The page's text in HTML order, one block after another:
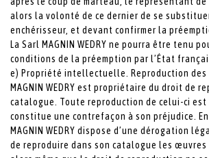
alors la volonté de ce dernier de se
enchérisseur, et devant confirmer la
La Sarl MAGNIN WEDRY ne pourra être tenu
conditions de la préemption par l’État
e) Propriété intellectuelle. Reproduction des
MAGNIN WEDRY est propriétaire du droit de
catalogue. Toute reproduction de celui-ci
constitue une contrefaçon à son préjudice.
MAGNIN WEDRY dispose d’une dérogation
de reproduire dans son catalogue les œuvres